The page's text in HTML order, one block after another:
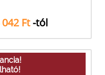
Ft-tól